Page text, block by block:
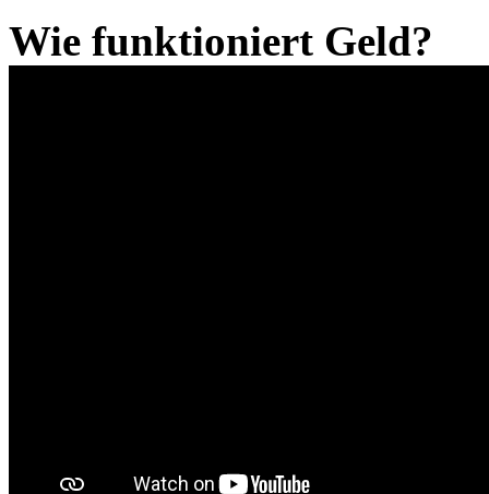
Wie funktioniert Geld?